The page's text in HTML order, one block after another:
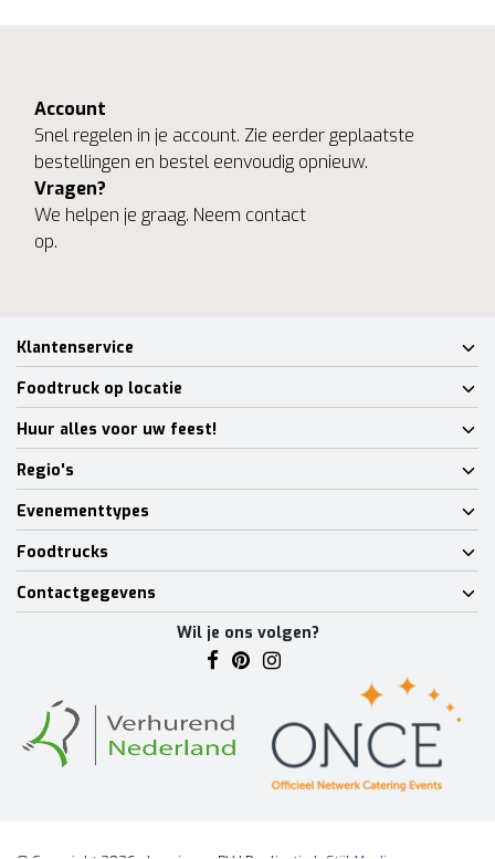
Account
Snel regelen in je account. Zie eerder geplaatste
bestellingen en bestel eenvoudig opnieuw.
Vragen?
We helpen je graag. Neem contact
op.
Klantenservice
Foodtruck op locatie
Huur alles voor uw feest!
Regio's
Evenementtypes
Foodtrucks
Contactgegevens
Wil je ons volgen?